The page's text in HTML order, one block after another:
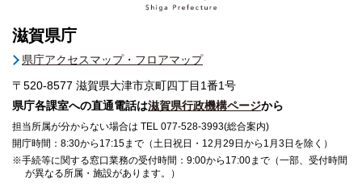
滋賀県庁
県庁アクセスマップ・フロアマップ
〒520-8577 滋賀県大津市京町四丁目1番1号
県庁各課室への直通電話は滋賀県行政機構ページから
担当所属が分からない場合は TEL 077-528-3993(総合案内)
開庁時間：8:30から17:15まで（土日祝日・12月29日から1月3日を除く）
※手続等に関する窓口業務の受付時間：9:00から17:00まで（一部、受付時間
が異なる所属・施設があります。）